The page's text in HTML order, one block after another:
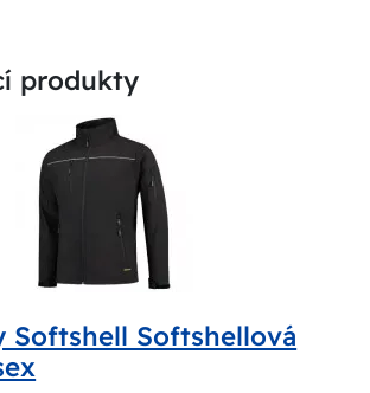
produkty
Softshell Softshellová